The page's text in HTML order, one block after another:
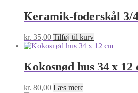
Keramik-foderskål 3/
kr. 35,00 Tilføj til kurv
Kokosnød hus 34 x 12
kr. 80,00 Læs mere